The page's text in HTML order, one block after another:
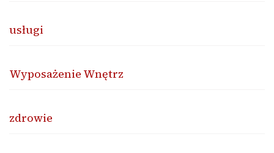
usługi
Wyposażenie Wnętrz
zdrowie